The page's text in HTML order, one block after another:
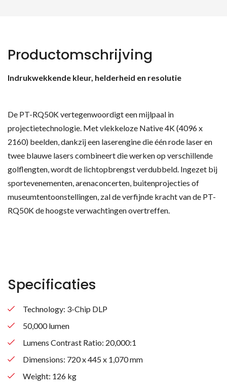
Productomschrijving
Indrukwekkende kleur, helderheid en resolutie
De PT-RQ50K vertegenwoordigt een mijlpaal in
projectietechnologie. Met vlekkeloze Native 4K (4096 x
2160) beelden, dankzij een laserengine die één rode laser en
twee blauwe lasers combineert die werken op verschillende
golflengten, wordt de lichtopbrengst verdubbeld. Ingezet bij
sportevenementen, arenaconcerten, buitenprojecties of
museumtentoonstellingen, zal de verfijnde kracht van de PT-
RQ50K de hoogste verwachtingen overtreffen.
Specificaties
Technology: 3-Chip DLP
50,000 lumen
Lumens Contrast Ratio: 20,000:1
Dimensions: 720 x 445 x 1,070 mm
Weight: 126 kg